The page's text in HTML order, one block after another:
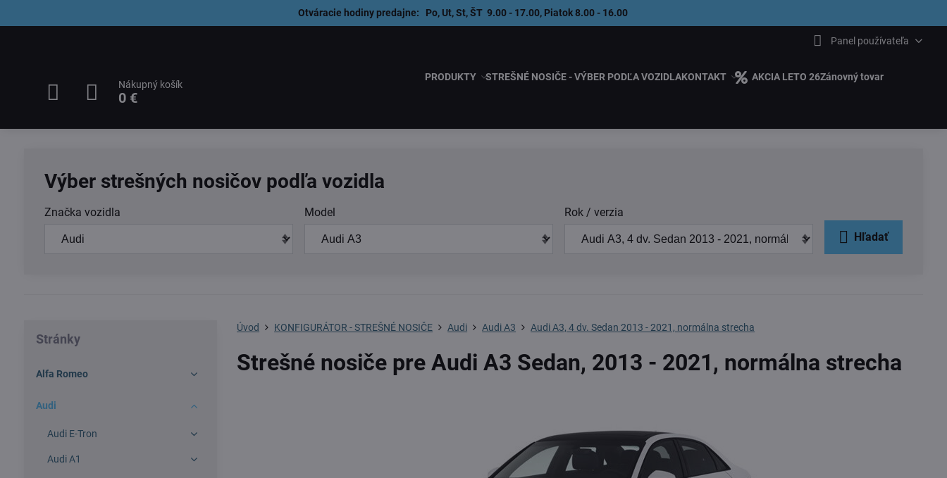
Otváracie hodiny predajne: Po, Ut, St, ŠT 9.00 - 17.00, Piatok 8.00 - 16.00
Panel používateľa
Nákupný košík
0 €
PRODUKTY STREŠNÉ NOSIČE - VÝBER PODĽA VOZIDLAKONTAKT AKCIA LETO 26Zánovný tovar
Výber strešných nosičov podľa vozidla
Značka vozidla Model
Rok / verzia
Hľadať
Úvod KONFIGURÁTOR - STREŠNÉ NOSIČE Audi Audi A3 Audi A3, 4 dv. Sedan 2013 - 2021, normálna strecha
Strešné nosiče pre Audi A3 Sedan, 2013 - 2021, normálna strecha
Stránky
Alfa Romeo
Audi
Audi E-Tron
Audi A1